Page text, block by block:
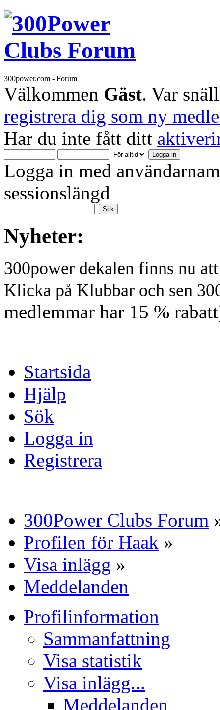
300power.com - Forum
Välkommen Gäst. Var
registrera dig som ny
Har du inte fått ditt
Logga in med
sessionslängd
Nyheter:
300power dekalen finns nu
Klicka på Klubbar och sen
medlemmar har 15 %
Startsida
Hjälp
Sök
Logga in
Registrera
300Power Clubs Forum
Profilen för Haak »
Visa inlägg »
Meddelanden
Profilinformation
Sammanfattning
Visa statistik
Visa inlägg...
Meddelanden